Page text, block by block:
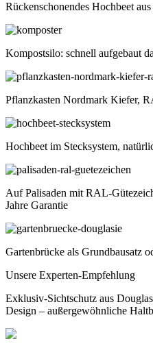
Rückenschonendes Hochbeet
Kompostsilo: schnell aufgebaut
Pflanzkasten Nordmark Kiefer,
Hochbeet im Stecksystem,
Auf Palisaden mit RAL-
Jahre Garantie
Gartenbrücke als Grundbausatz
Unsere Experten-Empfehlung
Exklusiv-Sichtschutz aus
Design – außergewöhnliche